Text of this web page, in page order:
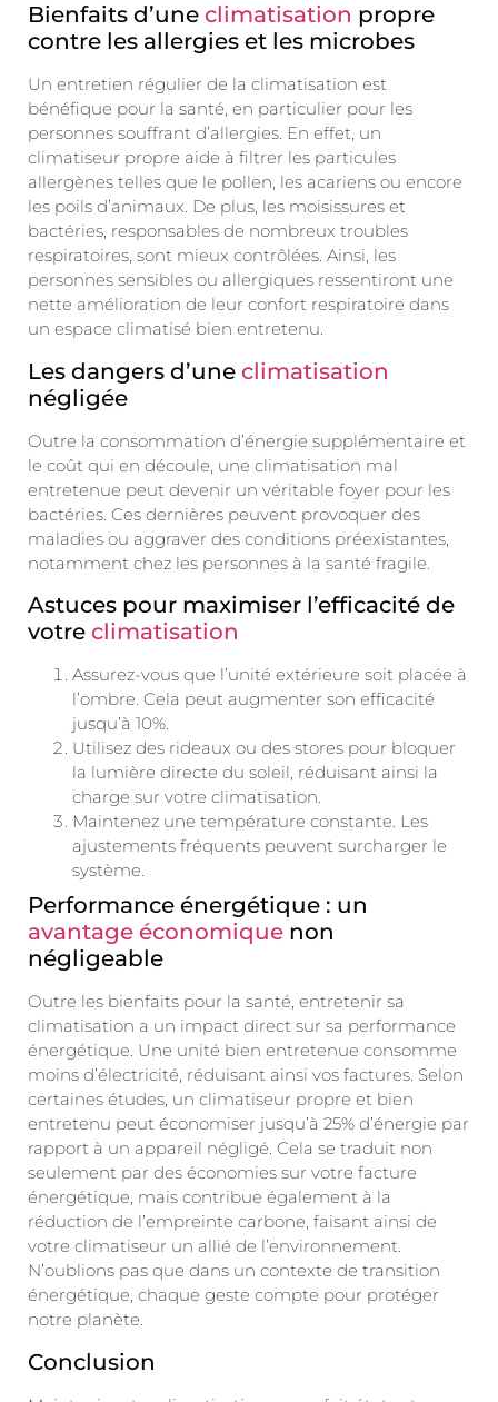
Bienfaits d’une climatisation propre
contre les allergies et les microbes
Un entretien régulier de la climatisation est
bénéfique pour la santé, en particulier pour les
personnes souffrant d’allergies. En effet, un
climatiseur propre aide à filtrer les particules
allergènes telles que le pollen, les acariens ou encore
les poils d’animaux. De plus, les moisissures et
bactéries, responsables de nombreux troubles
respiratoires, sont mieux contrôlées. Ainsi, les
personnes sensibles ou allergiques ressentiront une
nette amélioration de leur confort respiratoire dans
un espace climatisé bien entretenu.
Les dangers d’une climatisation
négligée
Outre la consommation d’énergie supplémentaire et
le coût qui en découle, une climatisation mal
entretenue peut devenir un véritable foyer pour les
bactéries. Ces dernières peuvent provoquer des
maladies ou aggraver des conditions préexistantes,
notamment chez les personnes à la santé fragile.
Astuces pour maximiser l’efficacité de
votre climatisation
Assurez-vous que l’unité extérieure soit placée à
l’ombre. Cela peut augmenter son efficacité
jusqu’à 10%.
Utilisez des rideaux ou des stores pour bloquer
la lumière directe du soleil, réduisant ainsi la
charge sur votre climatisation.
Maintenez une température constante. Les
ajustements fréquents peuvent surcharger le
système.
Performance énergétique : un
avantage économique non
négligeable
Outre les bienfaits pour la santé, entretenir sa
climatisation a un impact direct sur sa performance
énergétique. Une unité bien entretenue consomme
moins d’électricité, réduisant ainsi vos factures. Selon
certaines études, un climatiseur propre et bien
entretenu peut économiser jusqu’à 25% d’énergie par
rapport à un appareil négligé. Cela se traduit non
seulement par des économies sur votre facture
énergétique, mais contribue également à la
réduction de l’empreinte carbone, faisant ainsi de
votre climatiseur un allié de l’environnement.
N’oublions pas que dans un contexte de transition
énergétique, chaque geste compte pour protéger
notre planète.
Conclusion